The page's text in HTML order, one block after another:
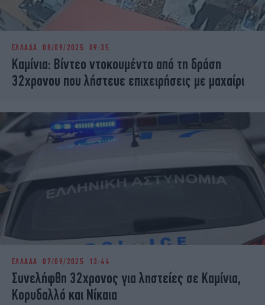
ΕΛΛΑΔΑ 08/09/2025 09:35
Καμίνια: Βίντεο ντοκουμέντο από τη δράση
32χρονου που λήστευε επιχειρήσεις με μαχαίρι
ΕΛΛΑΔΑ 07/09/2025 13:44
Συνελήφθη 32χρονος για ληστείες σε Καμίνια,
Κορυδαλλό και Νίκαια